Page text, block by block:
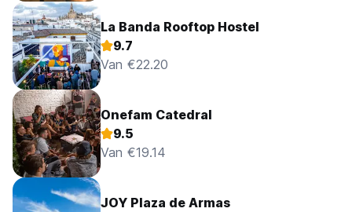
La Banda Rooftop Hostel
9.7
Van €22.20
Onefam Catedral
9.5
Van €19.14
JOY Plaza de Armas